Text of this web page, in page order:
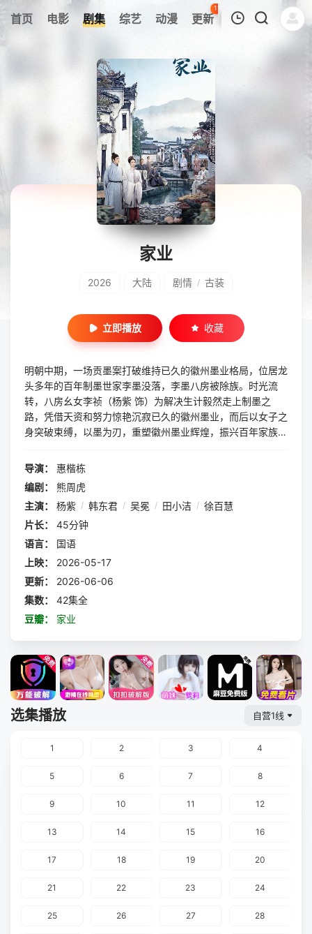
首页 电影 剧集 综艺 动漫 更新
116
热榜 APP
暂无观看影片的记录
家业
2026 大陆 剧情 / 古装
立即播放 收藏
明朝中期，一场贡墨案打破维持已久的徽州墨业格局，位居龙
头多年的百年制墨世家李墨没落，李墨八房被除族。时光流
转，八房幺女李祯（杨紫 饰）为解决生计毅然走上制墨之
路，凭借天资和努力惊艳沉寂已久的徽州墨业，而后以女子之
身突破束缚，以墨为刃，重塑徽州墨业辉煌，振兴百年家族，
导演：
惠楷栋
编剧：
熊周虎
主演：
杨紫 / 韩东君 / 吴冕 / 田小洁 / 徐百慧
片长：
45分钟
语言：
国语
上映：
2026-05-17
更新：
2026-06-06
集数：
42集全
豆瓣：
家业
选集播放 自营1线
1 2 3 4
5 6 7 8
9 10 11 12
13 14 15 16
17 18 19 20
21 22 23 24
25 26 27 28